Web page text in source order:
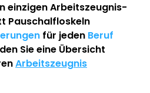
einzigenArbeitszeugnis-
Pauschalfloskeln
für jeden Beruf
Sie eine Übersicht
Arbeitszeugnis